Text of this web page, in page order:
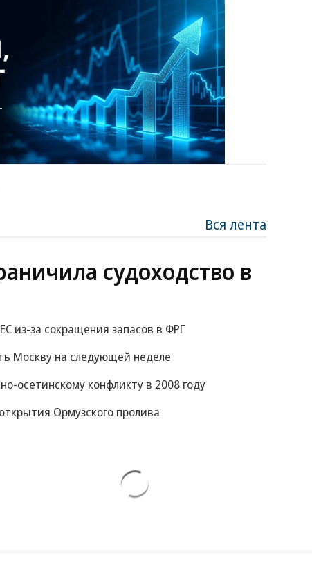
Вся лента
судоходство в
из-за сокращения запасов в ФРГ
Москву на следующей неделе
осетинскому конфликту в 2008 году
Ормузского пролива